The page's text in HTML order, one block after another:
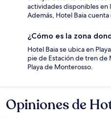
actividades disponibles en
Además, Hotel Baia
¿Cómo es la zona
Hotel Baia se ubica en
pie de Estación de tren de
Playa de Monterosso.
Opiniones
Opiniones de